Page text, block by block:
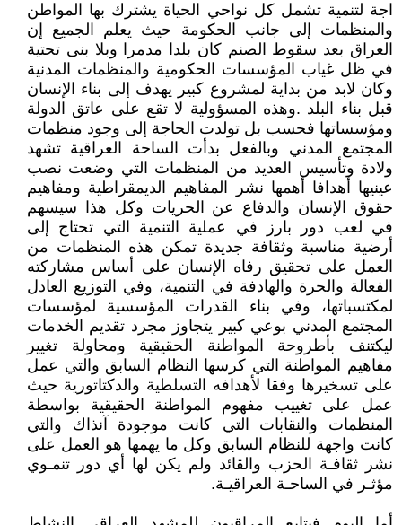
اجة لتنمية تشمل كل نواحي الحياة يشترك بها المواطن
والمنظمات إلى جانب الحكومة حيث يعلم الجميع إن
العراق بعد سقوط الصنم كان بلدا مدمرا وبلا بنى تحتية
في ظل غياب المؤسسات الحكومية والمنظمات المدنية
وكان لابد من بداية لمشروع كبير يهدف إلى بناء الإنسان
قبل بناء البلد .وهذه المسؤولية لا تقع على عاتق الدولة
ومؤسساتها فحسب بل تولدت الحاجة إلى وجود منظمات
المجتمع المدني وبالفعل بدأت الساحة العراقية تشهد
ولادة وتأسيس العديد من المنظمات التي وضعت نصب
عينيها أهدافا أهمها نشر المفاهيم الديمقراطية ومفاهيم
حقوق الإنسان والدفاع عن الحريات وكل هذا سيسهم
في لعب دور بارز في عملية التنمية التي تحتاج إلى
أرضية مناسبة وثقافة جديدة تمكن هذه المنظمات من
العمل على تحقيق رفاه الإنسان على أساس مشاركته
الفعالة والحرة والهادفة في التنمية، وفي التوزيع العادل
لمكتسباتها، وفي بناء القدرات المؤسسية لمؤسسات
المجتمع المدني بوعي كبير يتجاوز مجرد تقديم الخدمات
ليكتنف بأطروحة المواطنة الحقيقية ومحاولة تغيير
مفاهيم المواطنة التي كرسها النظام السابق والتي عمل
على تسخيرها وفقا لأهدافه التسلطية والدكتاتورية حيث
عمل على تغييب مفهوم المواطنة الحقيقية بواسطة
المنظمات والنقابات التي كانت موجودة آنذاك والتي
كانت واجهة للنظام السابق وكل ما يهمها هو العمل على
نشر ثقافـة الحزب والقائد ولم يكن لها أي دور تنمـوي
مؤثـر في الساحـة العراقيـة.